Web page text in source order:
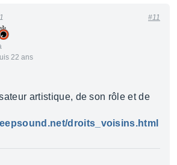
22 ans
#11
artistique, de son rôle et de
droits_voisins.html